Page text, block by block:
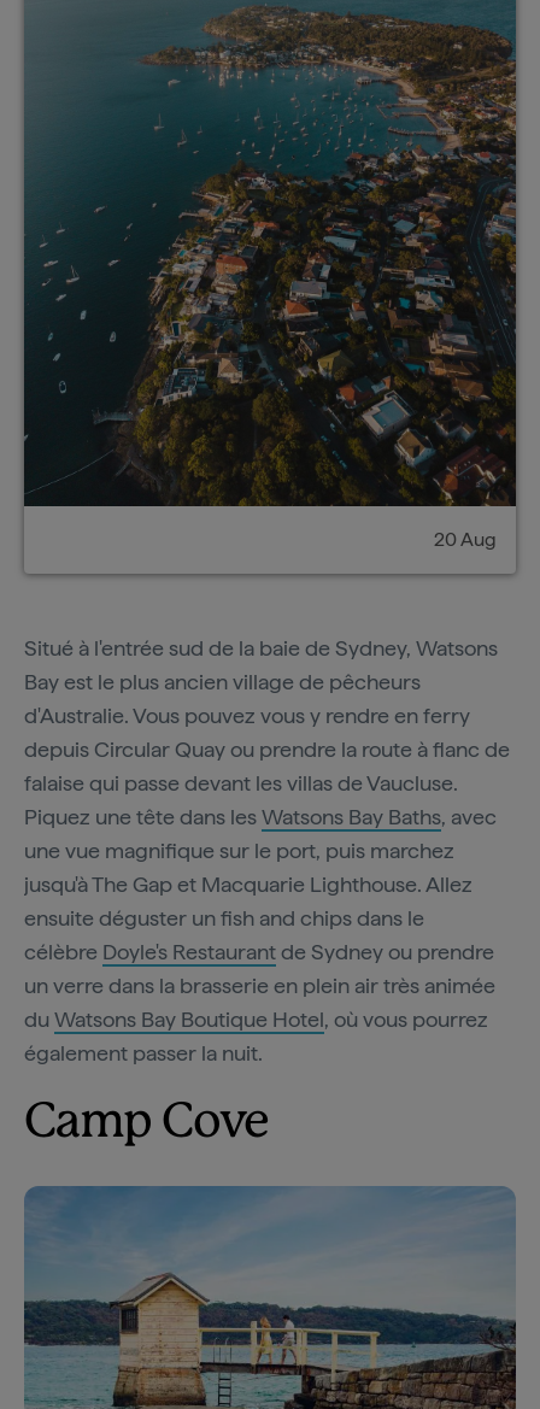
20 Aug
Situé à l'entrée sud de la baie de Sydney, Watsons
Bay est le plus ancien village de pêcheurs
d'Australie. Vous pouvez vous y rendre en ferry
depuis Circular Quay ou prendre la route à flanc de
falaise qui passe devant les villas de Vaucluse.
Piquez une tête dans lesWatsons Bay Baths, avec
une vue magnifique sur le port, puis marchez
jusqu'à The Gap et Macquarie Lighthouse. Allez
ensuite déguster un fish and chips dans le
célèbre Doyle's Restaurantde Sydney ou prendre
un verre dans la brasserie en plein air très animée
du Watsons Bay Boutique Hotel, où vous pourrez
également passer la nuit.
Camp Cove